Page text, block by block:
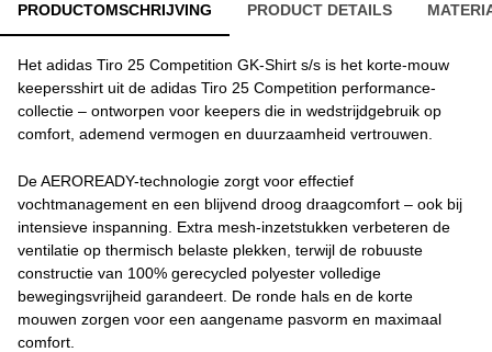
PRODUCTOMSCHRIJVING PRODUCT DETAILS
Het adidas Tiro 25 Competition GK-Shirt s/s is het korte-mouw
keepersshirt uit de adidas Tiro 25 Competition performance-
collectie – ontworpen voor keepers die in wedstrijdgebruik op
comfort, ademend vermogen en duurzaamheid vertrouwen.
De AEROREADY-technologie zorgt voor effectief
vochtmanagement en een blijvend droog draagcomfort – ook bij
intensieve inspanning. Extra mesh-inzetstukken verbeteren de
ventilatie op thermisch belaste plekken, terwijl de robuuste
constructie van 100% gerecycled polyester volledige
bewegingsvrijheid garandeert. De ronde hals en de korte
mouwen zorgen voor een aangename pasvorm en maximaal
comfort.